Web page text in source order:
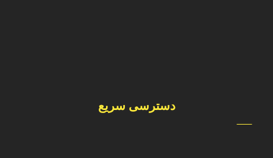
دسترسی سریع